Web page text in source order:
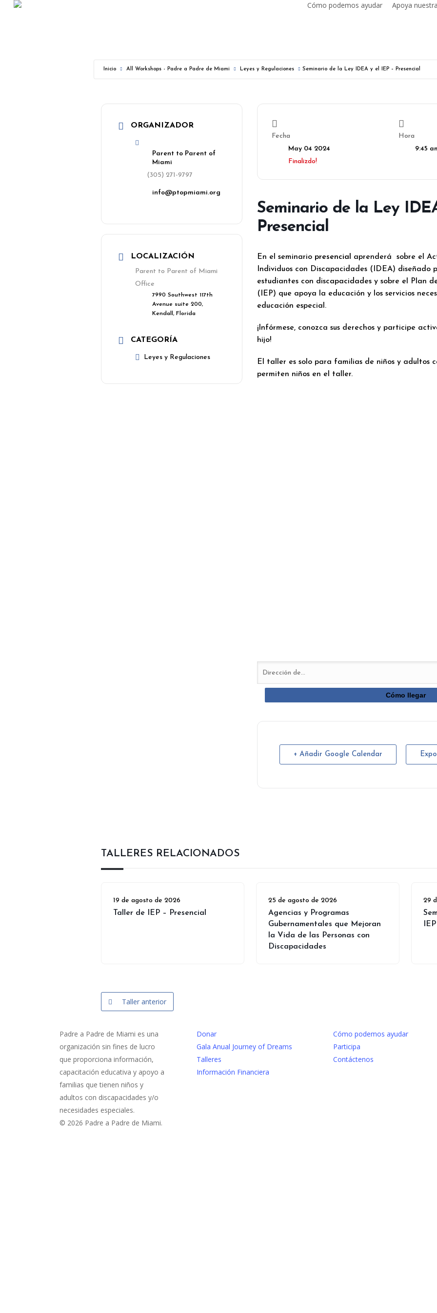
Cómo podemos ayudar Apoya
Inicio All Workshops - Padre a Padre de Miami Leyes y Regulaciones Seminario de la Ley IDEA y el IEP – Presencial
ORGANIZADOR
Parent to Parent of
Miami
(305) 271-9797
info@ptopmiami.org
LOCALIZACIÓN
Parent to Parent of Miami
Office
7990 Southwest 117th
Avenue suite 200,
Kendall, Florida
CATEGORÍA
Leyes y Regulaciones
Fecha
May 04 2024
Finalizdo!
Hora
9:45
Seminario de la Ley
Presencial
En el seminariopresencial
aprenderá sobre el
Individuos con Discapacidades (IDEA) diseñado
estudiantes con discapacidades y sobre el Plan
(IEP) que apoya la educación y los servicios
educación especial.
¡Infórmese, conozca sus derechos y participe
hijo!
El taller es solo para familias de niños y adultos
permiten niños en el taller.
+ Añadir Google Calendar
TALLERES RELACIONADOS
19 de agosto de 2026
Taller de IEP – Presencial
25 de agosto de 2026
Agencias y Programas
Gubernamentales que Mejoran
la Vida de las Personas con
Discapacidades
29
Taller anterior
Padre a Padre de Miami es una
organización sin fines de lucro
que proporciona información,
capacitación educativa y apoyo a
familias que tienen niños y
adultos con discapacidades y/o
necesidades especiales.
Donar
Gala Anual Journey of Dreams
Talleres
Información Financiera
Cómo podemos ayudar
Participa
Contáctenos
© 2026 Padre a Padre de Miami.